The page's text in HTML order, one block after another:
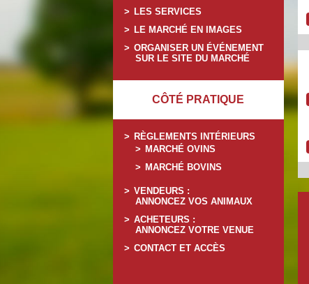
LES SERVICES
LE MARCHÉ EN IMAGES
ORGANISER UN ÉVÉNEMENT
SUR LE SITE DU MARCHÉ
CÔTÉ PRATIQUE
RÈGLEMENTS INTÉRIEURS
MARCHÉ OVINS
MARCHÉ BOVINS
VENDEURS :
ANNONCEZ VOS ANIMAUX
ACHETEURS :
ANNONCEZ VOTRE VENUE
CONTACT ET ACCÈS